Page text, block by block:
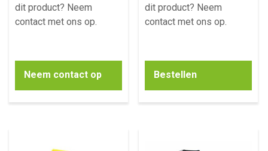
dit product? Neem
contact met ons op.
Neem contact op
dit product? Neem
contact met ons op.
Bestellen